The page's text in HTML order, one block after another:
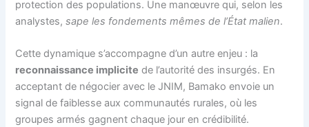
protection des populations. Une manœuvre qui, selon les
analystes,sape les fondements mêmes de l’État malien.
Cette dynamique s’accompagne d’un autre enjeu : la
reconnaissance implicite de l’autorité des insurgés. En
acceptant de négocier avec le JNIM, Bamako envoie un
signal de faiblesse aux communautés rurales, où les
groupes armés gagnent chaque jour en crédibilité.